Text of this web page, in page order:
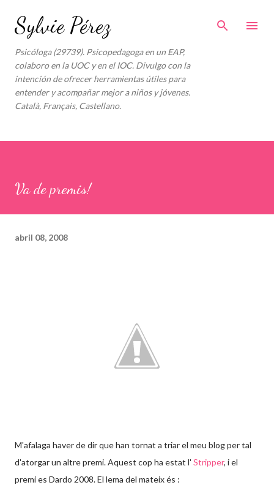
Sylvie Pérez
Psicóloga (29739). Psicopedagoga en un EAP,
colaboro en la UOC y en el IOC. Divulgo con la
intención de ofrecer herramientas útiles para
entender y acompañar mejor a niños y jóvenes.
Català, Français, Castellano.
Va de premis!
abril 08, 2008
M'afalaga haver de dir que han tornat a triar el meu blog per tal
d'atorgar un altre premi. Aquest cop ha estat l' Stripper, i el
premi es Dardo 2008. El lema del mateix és :